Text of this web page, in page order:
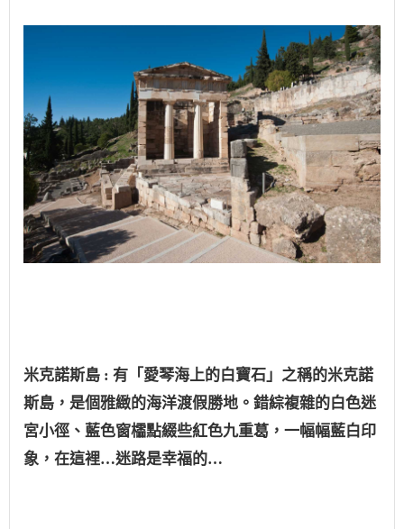
米克諾斯島 : 有「愛琴海上的白寶石」之稱的米克諾
斯島，是個雅緻的海洋渡假勝地。錯綜複雜的白色迷
宮小徑、藍色窗櫺點綴些紅色九重葛，一幅幅藍白印
象，在這裡…迷路是幸福的…